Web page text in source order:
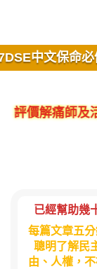
中文保命必
評價解痛師及活
已經幫助幾
每篇文章五
聰明了解民
由、人權，